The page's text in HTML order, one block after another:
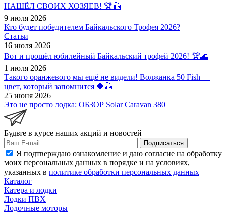
НАШЁЛ СВОИХ ХОЗЯЕВ! 🏆🎣
9 июля 2026
Кто будет победителем Байкальского Трофея 2026?
Статьи
16 июля 2026
Вот и прошёл юбилейный Байкальский трофей 2026! 🏆🌊
1 июля 2026
Такого оранжевого мы ещё не видели! Волжанка 50 Fish —
цвет, который запомнится 🔶🎣
25 июня 2026
Это не просто лодка: ОБЗОР Solar Caravan 380
Будьте в курсе наших акций и новостей
Подписаться
Я подтверждаю ознакомление и даю согласие на обработку
моих персональных данных в порядке и на условиях,
указанных в политике обработки персональных данных
Каталог
Катера и лодки
Лодки ПВХ
Лодочные моторы